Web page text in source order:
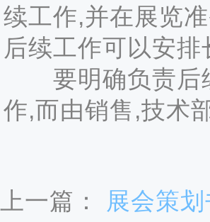
续工作,并在展览
后续工作可以安
要明确负责后续
作,而由销售,技术
上一篇： 展会策